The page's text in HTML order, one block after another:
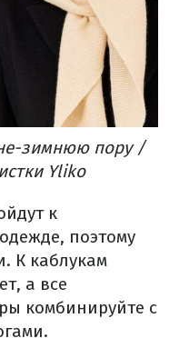
зимнюю пору /
Yliko
к
поэтому
К каблукам
а все
комбинируйте с